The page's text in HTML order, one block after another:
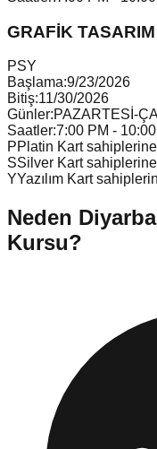
GRAFİK TASARIM
PSY
Başlama:9/23/2026
Bitiş:11/30/2026
Günler:PAZARTESİ-
Saatler:7:00 PM -
PPlatin Kart
SSilver Kart
YYazılım Kart
Neden
Kursu?